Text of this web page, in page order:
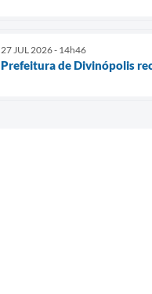
27 JUL 2026 - 14h46
Prefeitura de Divinópolis